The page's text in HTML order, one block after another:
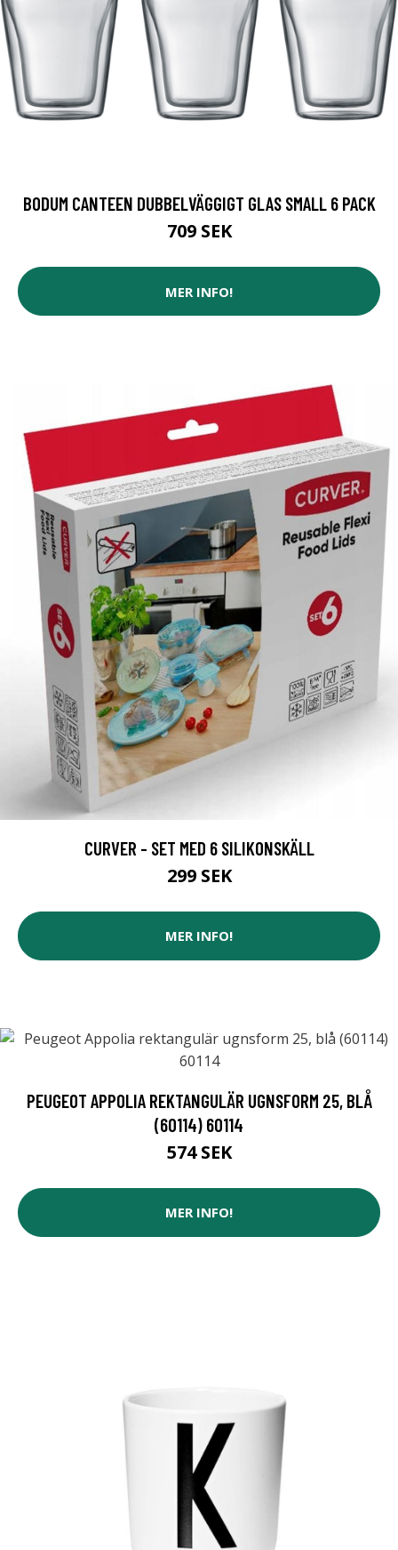
BODUM CANTEEN DUBBELVÄGGIGT GLAS SMALL 6 PACK
709 SEK
MER INFO!
CURVER - SET MED 6 SILIKONSKÄLL
299 SEK
MER INFO!
PEUGEOT APPOLIA REKTANGULÄR UGNSFORM 25, BLÅ
(60114) 60114
574 SEK
MER INFO!